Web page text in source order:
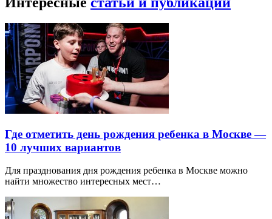
Где отметить день рождения ребенка в Москве —
10 лучших вариантов
Для празднования дня рождения ребенка в Москве можно
найти множество интересных мест…